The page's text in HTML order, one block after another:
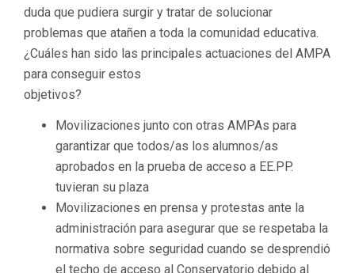
duda que pudiera surgir y tratar de solucionar
problemas que atañen a toda la comunidad educativa.
¿Cuáles han sido las principales actuaciones del AMPA
para conseguir estos
objetivos?
Movilizaciones junto con otras AMPAs para
garantizar que todos/as los alumnos/as
aprobados en la prueba de acceso a EE.PP.
tuvieran su plaza
Movilizaciones en prensa y protestas ante la
administración para asegurar que se respetaba la
normativa sobre seguridad cuando se desprendió
el techo de acceso al Conservatorio debido al